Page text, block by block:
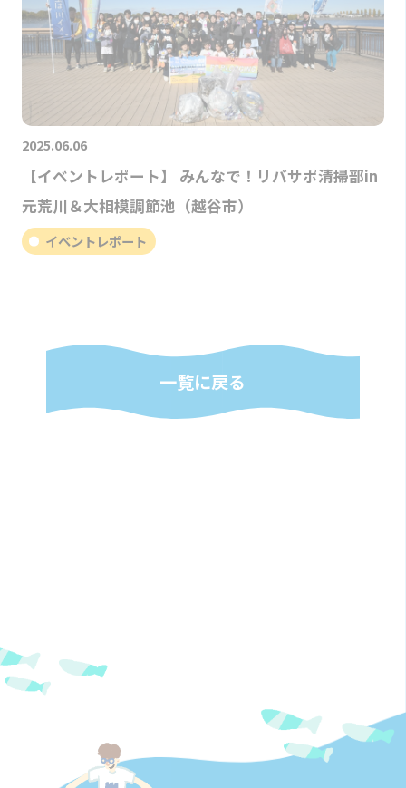
2025.06.06
【イベントレポート】 みんなで！リバサポ清掃部in
元荒川＆大相模調節池（越谷市）
イベントレポート
一覧に戻る